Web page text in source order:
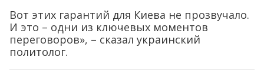
Вот этих гарантий для Киева не прозвучало.
И это – одни из ключевых моментов
переговоров», – сказал украинский
политолог.